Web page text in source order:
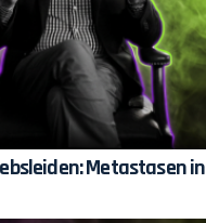
Metastasen in